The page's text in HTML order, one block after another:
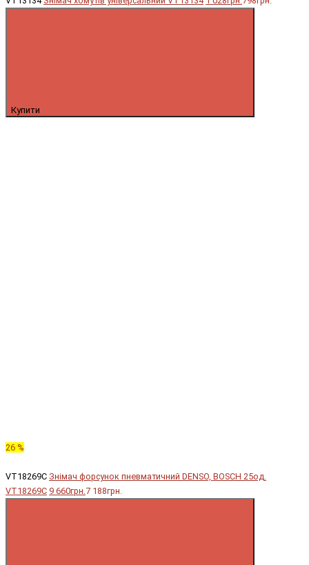
Купити
26 %
VT18269C Знімач форсунок пневматичний DENSO, BOSCH 25од.
VT18269C 9 660грн.7 188грн.